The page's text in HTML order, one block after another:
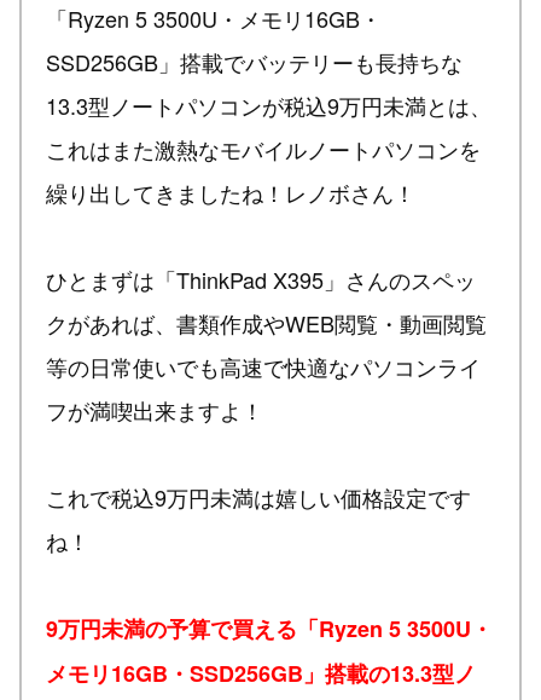
「Ryzen 5 3500U・メモリ16GB・
SSD256GB」搭載でバッテリーも長持ちな
13.3型ノートパソコンが税込9万円未満とは、
これはまた激熱なモバイルノートパソコンを
繰り出してきましたね！レノボさん！
ひとまずは「ThinkPad X395」さんのスペッ
クがあれば、書類作成やWEB閲覧・動画閲覧
等の日常使いでも高速で快適なパソコンライ
フが満喫出来ますよ！
これで税込9万円未満は嬉しい価格設定です
ね！
9万円未満の予算で買える「Ryzen 5 3500U・
メモリ16GB・SSD256GB」搭載の13.3型ノ